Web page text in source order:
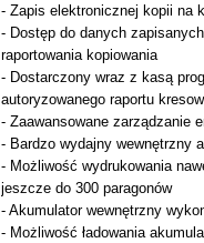
- Zapis elektronicznej kopii na
- Dostęp do danych
raportowania kopiowania
- Dostarczony wraz z kasą
autoryzowanego raportu
- Zaawansowane zarządzanie
- Bardzo wydajny wewnętrzny
- Możliwość wydrukowania
jeszcze do 300 paragonów
- Akumulator wewnętrzny
- Możliwość ładowania